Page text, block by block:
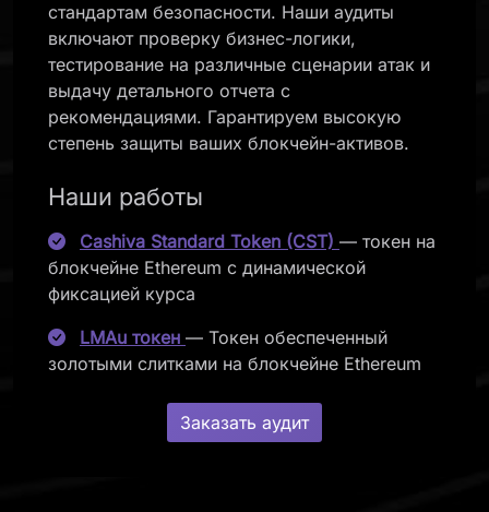
стандартам безопасности. Наши аудиты
включают проверку бизнес-логики,
тестирование на различные сценарии атак и
выдачу детального отчета с
рекомендациями. Гарантируем высокую
степень защиты ваших блокчейн-активов.
Наши работы
Cashiva Standard Token (CST) — токен на
блокчейне Ethereum с динамической
фиксацией курса
LMAu токен — Токен обеспеченный
золотыми слитками на блокчейне Ethereum
Заказать аудит